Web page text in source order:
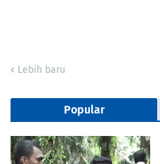
Lebih baru
Popular